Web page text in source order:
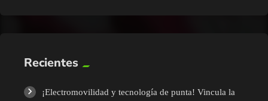
Recientes
¡Electromovilidad y tecnología de punta! Vincula la